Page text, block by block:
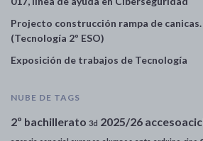
Projecto construcción rampa de
(Tecnología 2º ESO)
Exposición de trabajos de Tecnología
NUBE DE TAGS
2º bachillerato 3d 2025/26